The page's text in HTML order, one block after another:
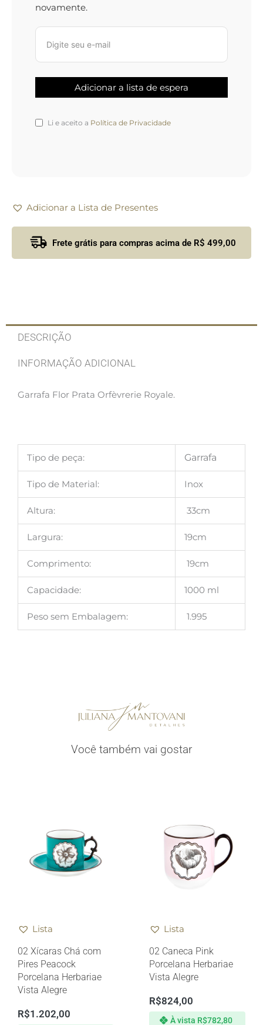
novamente.
Li e aceito a Política de Privacidade
Adicionar a Lista de Presentes
Frete grátis para compras acima de R$ 499,00
DESCRIÇÃO
INFORMAÇÃO ADICIONAL
Garrafa Flor Prata Orfèvrerie Royale.
Tipo de peça: Garrafa
Tipo de Material: Inox
Altura: 33cm
Largura: 19cm
Comprimento: 19cm
Capacidade: 1000 ml
Peso sem Embalagem: 1.995
Você também vai gostar
Lista
02 Xícaras Chá com
Pires Peacock
Porcelana Herbariae
Vista Alegre
R$1.202,00
Lista
02 Caneca Pink
Porcelana Herbariae
Vista Alegre
R$824,00
À vista R$782,80